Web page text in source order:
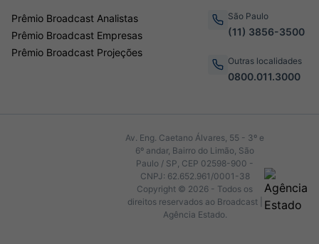
Prêmio Broadcast Analistas
Prêmio Broadcast Empresas
Prêmio Broadcast Projeções
São Paulo
(11) 3856-3500
Outras localidades
0800.011.3000
Av. Eng. Caetano Álvares, 55 - 3º e
6º andar, Bairro do Limão, São
Paulo / SP, CEP 02598-900 -
CNPJ: 62.652.961/0001-38
Copyright © 2026 - Todos os
direitos reservados ao Broadcast |
Agência Estado.